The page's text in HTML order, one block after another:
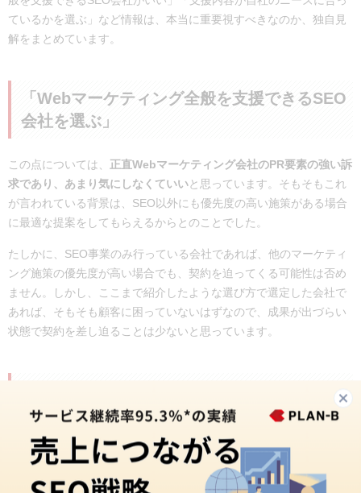
ているかを選ぶ」など情報は、本当に重要視すべきなのか、独自見
解をまとめています。
「Webマーケティング全般を支援できるSEO
会社を選ぶ」
この点については、 正直Webマーケティング会社のPR要素の強い訴
求であり、あまり気にしなくていいと思っています。そもそもこれ
が言われている背景は、SEO以外にも優先度の高い施策がある場合
に最適な提案をしてもらえるからとのことでした。
たしかに、SEO事業のみ行っている会社であれば、他のマーケティ
ング施策の優先度が高い場合でも、契約を迫ってくる可能性は否め
ません。しかし、ここまで紹介したような選び方で選定した会社で
あれば、そもそも顧客に困っていないはずなので、成果が出づらい
状態で契約を差し迫ることは少ないと思っています。
これはいわずもがな、ニーズに合っている会社を選ぶべきです。当
たり前すぎるので、わざわざ取り上げる必要もないかと思います。
念のため説明すると、SEO会社と一言にいっても、支援できる領